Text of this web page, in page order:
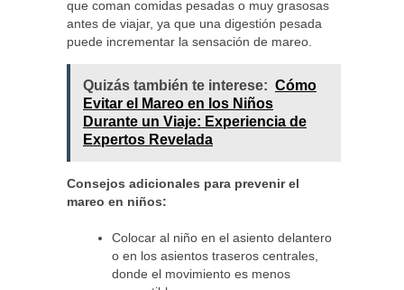
que coman comidas pesadas o muy grasosas
antes de viajar, ya que una digestión pesada
puede incrementar la sensación de mareo.
Quizás también te interese: Cómo
Evitar el Mareo en los Niños
Durante un Viaje: Experiencia de
Expertos Revelada
Consejos adicionales para prevenir el
mareo en niños:
Colocar al niño en el asiento delantero
o en los asientos traseros centrales,
donde el movimiento es menos